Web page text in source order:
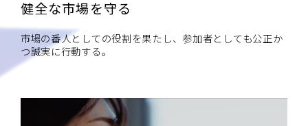
健全な市場を守る
市場の番人としての役割を果たし、参加者としても公正か
つ誠実に行動する。